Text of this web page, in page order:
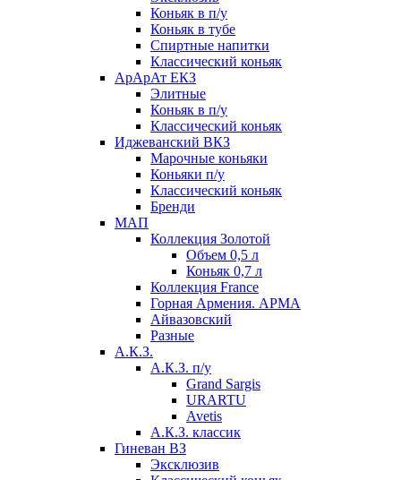
Коньяк в п/у
Коньяк в тубе
Спиртные напитки
Классический коньяк
АрАрАт ЕКЗ
Элитные
Коньяк в п/у
Классический коньяк
Иджеванский ВКЗ
Марочные коньяки
Коньяки п/у
Классический коньяк
Бренди
МАП
Коллекция Золотой
Объем 0,5 л
Коньяк 0,7 л
Коллекция France
Горная Армения. АРМА
Айвазовский
Разные
А.К.З.
А.К.З. п/у
Grand Sargis
URARTU
Avetis
А.К.З. классик
Гиневан ВЗ
Эксклюзив